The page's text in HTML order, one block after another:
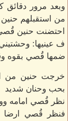
وبعد مرور
من استقبلهم حنين
احتضنت حنين
ف عينيها:
ضمها قُصي بقوه
خرجت حنين من
بحب وحنان شديد
نظر قُصي امامه
فنظر قُصي ارضا